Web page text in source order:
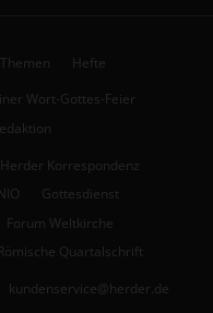
Themen Hefte
Wort-Gottes-Feier
Herder Korrespondenz
Gottesdienst
Forum Weltkirche
Quartalschrift
kundenservice@herder.de